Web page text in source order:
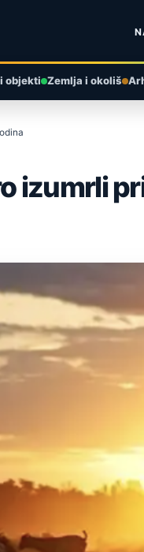
objekti Zemlja i okoliš
izumrli